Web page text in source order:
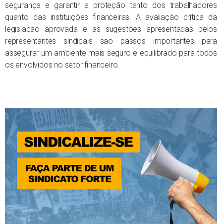
segurança e garantir a proteção tanto dos trabalhadores
quanto das instituições financeiras. A avaliação crítica da
legislação aprovada e as sugestões apresentadas pelos
representantes sindicais são passos importantes para
assegurar um ambiente mais seguro e equilibrado para todos
os envolvidos no setor financeiro.